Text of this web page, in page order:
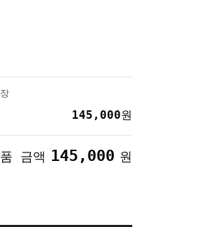
145,000원
금액 145,000 원